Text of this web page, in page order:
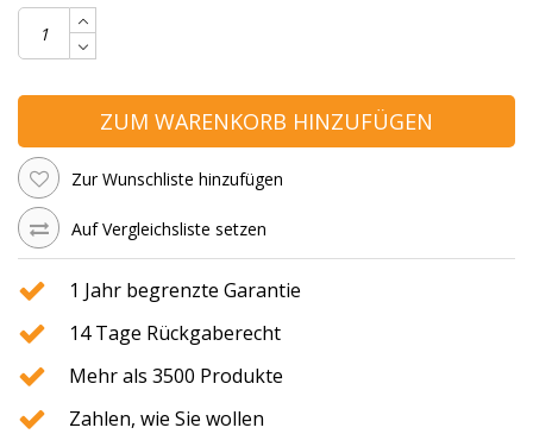
ZUM WARENKORB HINZUFÜGEN
Zur Wunschliste hinzufügen
Auf Vergleichsliste setzen
1 Jahr begrenzte Garantie
14 Tage Rückgaberecht
Mehr als 3500 Produkte
Zahlen, wie Sie wollen